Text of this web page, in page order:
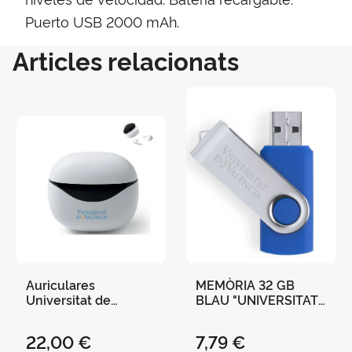
Puerto USB 2000 mAh.
Articles relacionats
Auriculares
Universitat de
Bluetooth con Base
22,00 €
MEMÒRIA 32 GB
BLAU "UNIVERSITAT
7,79 €